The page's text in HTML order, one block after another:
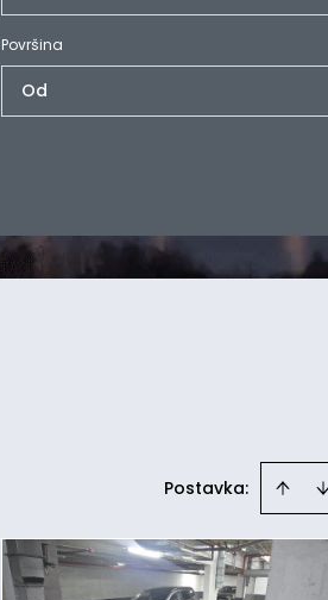
Površina
Postavka: